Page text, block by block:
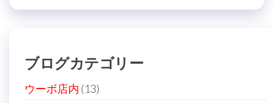
ゲ
シ
ョ
ン
ブログカテゴリー
ウーボ店内 (13)